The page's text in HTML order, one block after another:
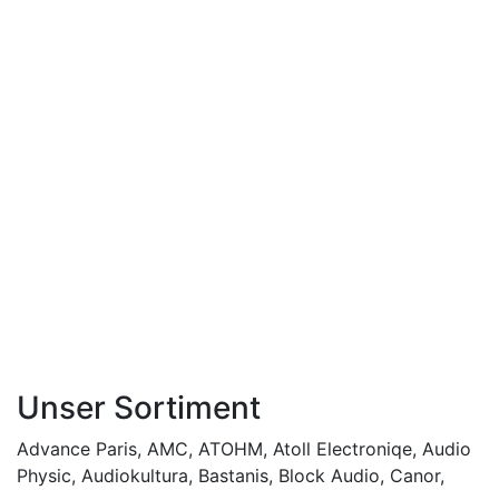
Unser Sortiment
Advance Paris, AMC, ATOHM, Atoll Electroniqe, Audio
Physic, Audiokultura, Bastanis, Block Audio, Canor,